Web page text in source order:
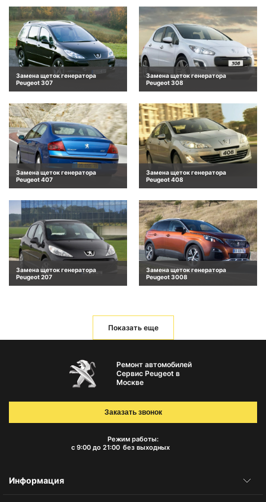
Замена щеток генератора
Peugeot 307
Замена щеток генератора
Peugeot 308
Замена щеток генератора
Peugeot 407
Замена щеток генератора
Peugeot 408
Замена щеток генератора
Peugeot 207
Замена щеток генератора
Peugeot 3008
Показать еще
Ремонт автомобилей
Сервис Peugeot в
Москве
Режим работы:
с 9:00 до 21:00 без выходных
Заказать звонок
Информация